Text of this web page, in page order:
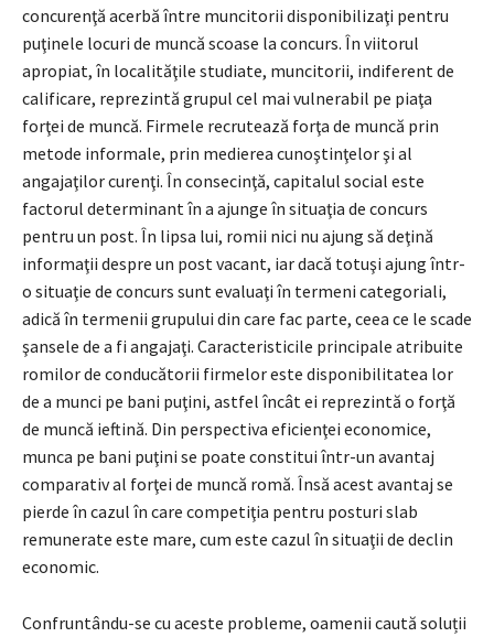
concurenţă acerbă între muncitorii disponibilizaţi pentru
puţinele locuri de muncă scoase la concurs. În viitorul
apropiat, în localităţile studiate, muncitorii, indiferent de
calificare, reprezintă grupul cel mai vulnerabil pe piaţa
forţei de muncă. Firmele recrutează forţa de muncă prin
metode informale, prin medierea cunoştinţelor şi al
angajaţilor curenţi. În consecinţă, capitalul social este
factorul determinant în a ajunge în situaţia de concurs
pentru un post. În lipsa lui, romii nici nu ajung să deţină
informaţii despre un post vacant, iar dacă totuşi ajung într-
o situaţie de concurs sunt evaluaţi în termeni categoriali,
adică în termenii grupului din care fac parte, ceea ce le scade
şansele de a fi angajaţi. Caracteristicile principale atribuite
romilor de conducătorii firmelor este disponibilitatea lor
de a munci pe bani puţini, astfel încât ei reprezintă o forţă
de muncă ieftină. Din perspectiva eficienţei economice,
munca pe bani puţini se poate constitui într-un avantaj
comparativ al forţei de muncă romă. Însă acest avantaj se
pierde în cazul în care competiţia pentru posturi slab
remunerate este mare, cum este cazul în situaţii de declin
economic.
Confruntându-se cu aceste probleme, oamenii caută soluții